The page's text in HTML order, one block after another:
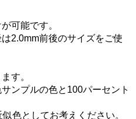
可能です。
2.0mm前後のサイズをご使
す。
ンプルの色と100パーセント
色としてお考えください。